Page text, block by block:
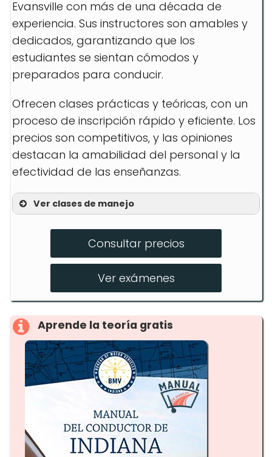
Evansville con más de una década de
experiencia. Sus instructores son amables y
dedicados, garantizando que los
estudiantes se sientan cómodos y
preparados para conducir.
Ofrecen clases prácticas y teóricas, con un
proceso de inscripción rápido y eficiente. Los
precios son competitivos, y las opiniones
destacan la amabilidad del personal y la
efectividad de las enseñanzas.
Ver clases de manejo
Teoría vial en grupo
Preparación para el examen de
Consultar precios
Ver exámenes
Aprende la teoría gratis